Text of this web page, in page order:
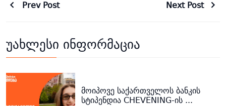
Prev Post Next Post
უახლესი ინფორმაცია
მოიპოვე საქართველოს ბანკის
სტიპენდია CHEVENING-ის ...